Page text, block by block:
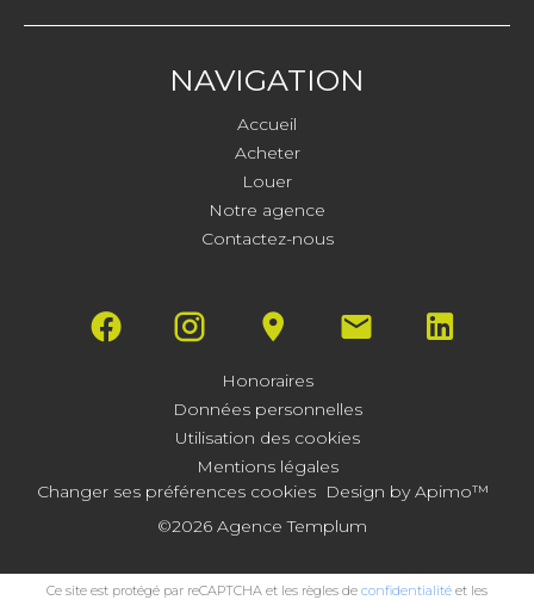
NAVIGATION
Accueil
Acheter
Louer
Notre agence
Contactez-nous
Honoraires
Données personnelles
Utilisation des cookies
Mentions légales
Changer ses préférences cookies Design byApimo™
©2026 Agence Templum
Ce site est protégé par reCAPTCHA et les règles de confidentialité et les